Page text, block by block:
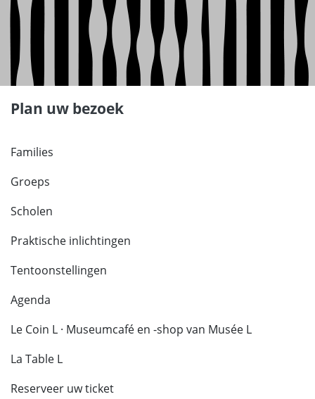
Plan uw bezoek
Families
Groeps
Scholen
Praktische inlichtingen
Tentoonstellingen
Agenda
Le Coin L · Museumcafé en -shop van Musée L
La Table L
Reserveer uw ticket